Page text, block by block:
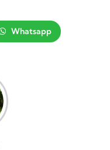
Whatsapp